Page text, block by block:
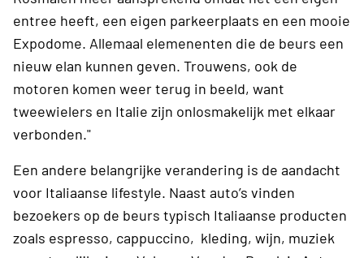
entree heeft, een eigen parkeerplaats en een mooie
Expodome. Allemaal elemenenten die de beurs een
nieuw elan kunnen geven. Trouwens, ook de
motoren komen weer terug in beeld, want
tweewielers en Italie zijn onlosmakelijk met elkaar
verbonden."
Een andere belangrijke verandering is de aandacht
voor Italiaanse lifestyle. Naast auto’s vinden
bezoekers op de beurs typisch Italiaanse producten
zoals espresso, cappuccino, kleding, wijn, muziek